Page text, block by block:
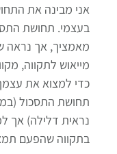
אני מבינה את
בעצמי. תחושת
מאמציך, אך נראה
מייאוש לתקווה,
כדי למצוא את
תחושת התסכול
נראית דלילה) אך
בתקווה שהפעם